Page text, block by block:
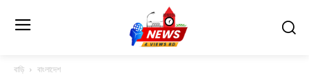
বাড়ি বাংলাদেশ